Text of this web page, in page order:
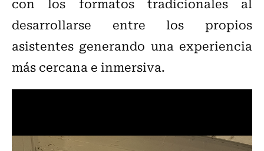
desarrollarse entre los propios
asistentes generando una experiencia
más cercana e inmersiva.